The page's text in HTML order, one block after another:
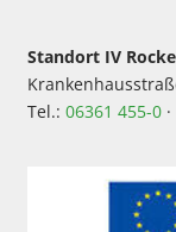
Standort IV
Tel.: 06361 455-0